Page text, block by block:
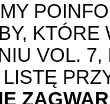
KTÓRE
VOL.
LISTĘ